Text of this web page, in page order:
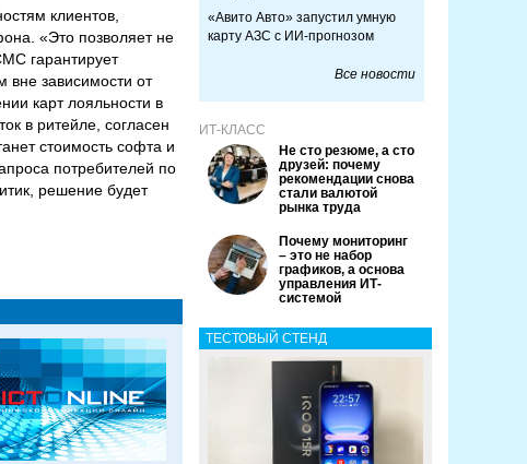
клиентов,
«Это позволяет не
гарантирует
вне зависимости от
карт лояльности в
в ритейле, согласен
стоимость софта и
потребителей по
решение будет
«Авито Авто» запустил умную
карту АЗС с ИИ-прогнозом
Все новости
ИТ-КЛАСС
Не сто резюме, а сто
друзей: почему
рекомендации снова
стали валютой
рынка труда
Почему мониторинг
– это не набор
графиков, а основа
управления ИТ-
системой
ТЕСТОВЫЙ СТЕНД